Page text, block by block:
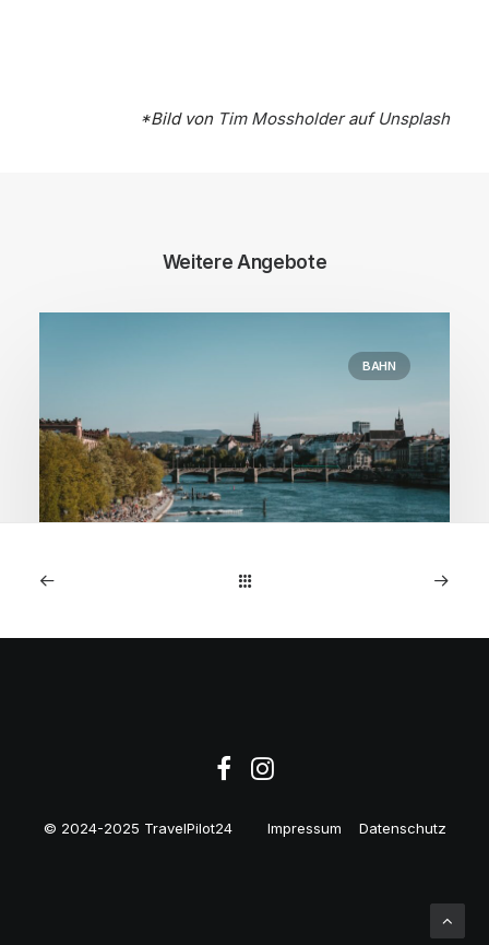
*Bild von Tim Mossholderauf Unsplash
Weitere Angebote
BAHN
11. September 2025
© 2024-2025 TravelPilot24 Impressum Datenschutz